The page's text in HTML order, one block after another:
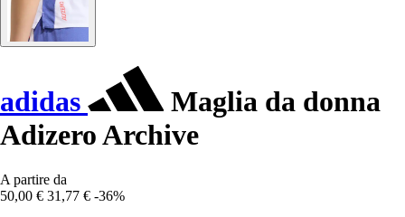
adidas
Maglia da donna
Adizero Archive
A partire da
50,00 € 31,77 € -36%